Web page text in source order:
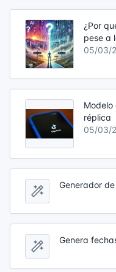
¿Por
pese a
05/03/
Modelo
réplica
05/03/
Generador
Genera